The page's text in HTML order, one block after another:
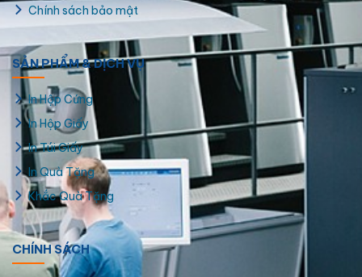
Tem nhãn khô gà dán túi zip
Chính sách bảo mật
SẢN PHẨM & DỊCH VỤ
In Hộp Cứng
In Hộp Giấy
In Túi Giấy
In Quà Tặng
Khắc Quà Tặng
CHÍNH SÁCH